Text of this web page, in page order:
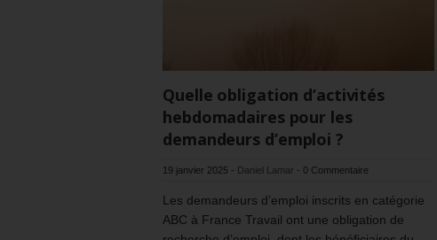
Quelle obligation d’activités
hebdomadaires pour les
demandeurs d’emploi ?
19 janvier 2025 - Daniel Lamar - 0 Commentaire
Les demandeurs d’emploi inscrits en catégorie
ABC à France Travail ont une obligation de